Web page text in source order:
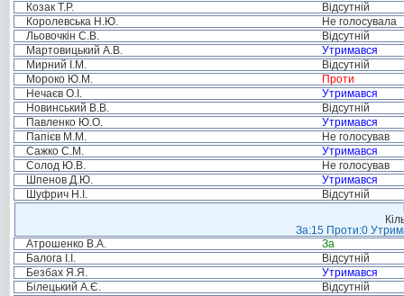
Козак Т.Р.
Відсутній
Королевська Н.Ю.
Не голосувала
Льовочкін С.В.
Відсутній
Мартовицький А.В.
Утримався
Мирний І.М.
Відсутній
Мороко Ю.М.
Проти
Нечаєв О.І.
Утримався
Новинський В.В.
Відсутній
Павленко Ю.О.
Утримався
Папієв М.М.
Не голосував
Сажко С.М.
Утримався
Солод Ю.В.
Не голосував
Шпенов Д.Ю.
Утримався
Шуфрич Н.І.
Відсутній
За:15 Проти:0
Атрошенко В.А.
За
Балога І.І.
Відсутній
Безбах Я.Я.
Утримався
Білецький А.Є.
Відсутній